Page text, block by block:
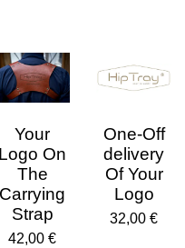
Your
Logo On
The
Carrying
Strap
42,00 €
One-Off
delivery
Of Your
Logo
32,00 €